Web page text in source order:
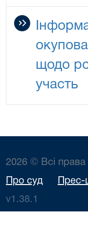
щодо
участь
2026 © Всі права
Про суд Прес-
v1.38.1